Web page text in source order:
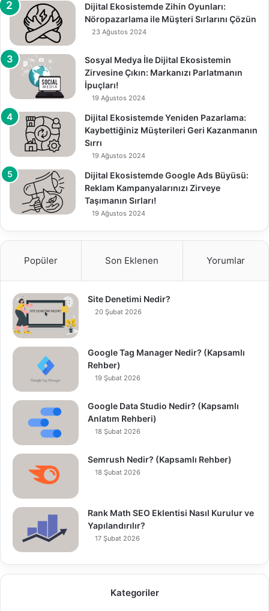
Dijital Ekosistemde Zihin Oyunları:
Nöropazarlama ile Müşteri Sırlarını Çözün
23 Ağustos 2024
Sosyal Medya İle Dijital Ekosistemin
Zirvesine Çıkın: Markanızı Parlatmanın
İpuçları!
19 Ağustos 2024
Dijital Ekosistemde Yeniden Pazarlama:
Kaybettiğiniz Müşterileri Geri Kazanmanın
Sırrı
19 Ağustos 2024
Dijital Ekosistemde Google Ads Büyüsü:
Reklam Kampanyalarınızı Zirveye
Taşımanın Sırları!
19 Ağustos 2024
Popüler Son Eklenen Yorumlar
Site Denetimi Nedir?
20 Şubat 2026
Google Tag Manager Nedir? (Kapsamlı
Rehber)
19 Şubat 2026
Google Data Studio Nedir? (Kapsamlı
Anlatım Rehberi)
18 Şubat 2026
Semrush Nedir? (Kapsamlı Rehber)
18 Şubat 2026
Rank Math SEO Eklentisi Nasıl Kurulur ve
Yapılandırılır?
17 Şubat 2026
Kategoriler